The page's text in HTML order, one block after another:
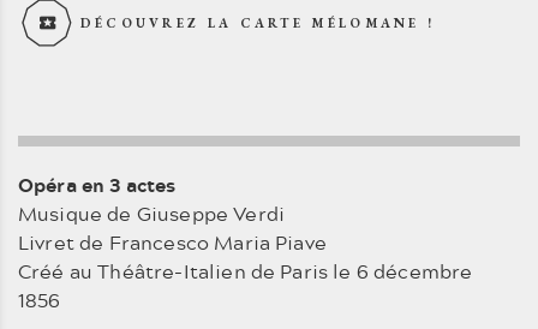
DÉCOUVREZ LA CARTE MÉLOMANE !
Opéra en 3 actes
Musique de Giuseppe Verdi
Livret de Francesco Maria Piave
Créé au Théâtre-Italien de Paris le 6 décembre
1856